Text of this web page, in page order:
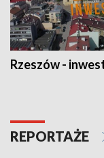
Rzeszów -
REPORTAŻE